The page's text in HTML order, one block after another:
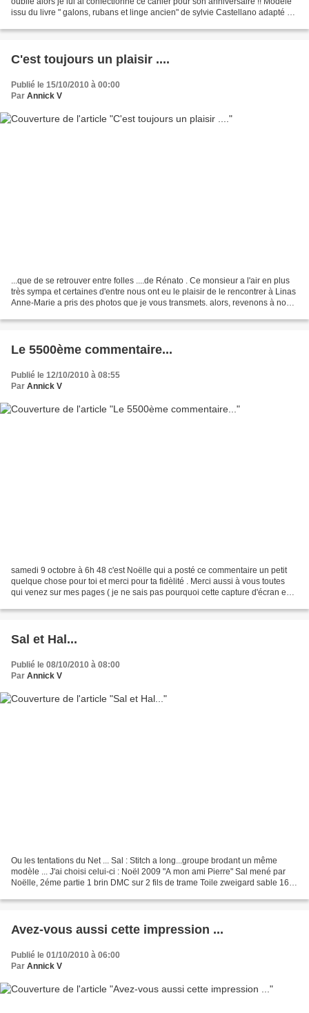
issu du livre " galons, rubans et linge ancien" de sylvie Castellano adapté à
C'est toujours un plaisir ....
Publié le 15/10/2010 à 00:00
Par Annick V
...que de se retrouver entre folles ....de Rénato . Ce monsieur a l'air en plus
très sympa et certaines d'entre nous ont eu le plaisir de le rencontrer à Linas
Anne-Marie a pris des photos que je vous transmets. alors, revenons à nos
Le 5500ème commentaire...
Publié le 12/10/2010 à 08:55
Par Annick V
samedi 9 octobre à 6h 48 c'est Noëlle qui a posté ce commentaire un petit
quelque chose pour toi et merci pour ta fidèlité . Merci aussi à vous toutes
qui venez sur mes pages ( je ne sais pas pourquoi cette capture d'écran est
Sal et Hal...
Publié le 08/10/2010 à 08:00
Par Annick V
Ou les tentations du Net ... Sal : Stitch a long...groupe brodant un même
modèle ... J'ai choisi celui-ci : Noël 2009 "A mon ami Pierre" Sal mené par
Noëlle, 2éme partie 1 brin DMC sur 2 fils de trame Toile zweigard sable 16
Avez-vous aussi cette impression ...
Publié le 01/10/2010 à 06:00
Par Annick V